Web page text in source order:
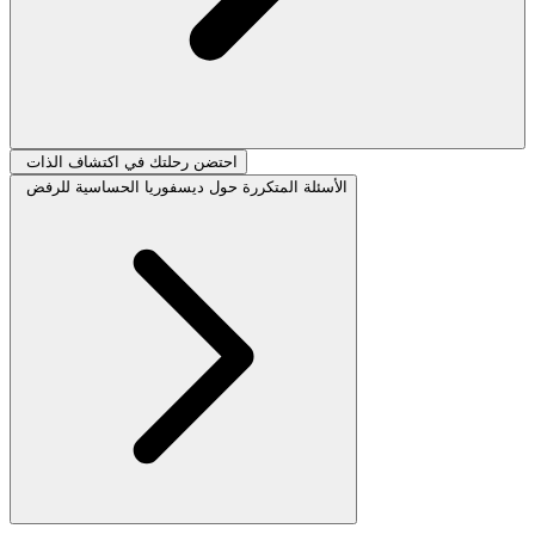
احتضن رحلتك في اكتشاف الذات
الأسئلة المتكررة حول ديسفوريا الحساسية للرفض